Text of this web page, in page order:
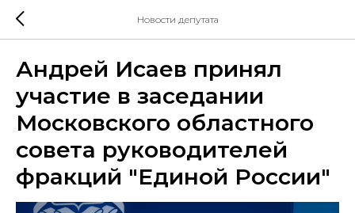
Новости депутата
Андрей Исаев принял
участие в заседании
Московского областного
совета руководителей
фракций "Единой России"